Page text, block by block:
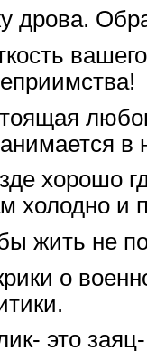
дрова.
в
хорошо
холодно и
жить не
о
это